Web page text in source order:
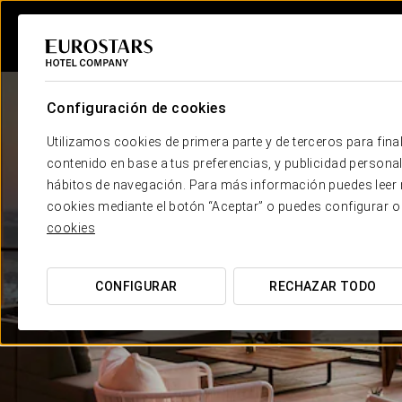
Configuración de cookies
Utilizamos cookies de primera parte y de terceros para
contenido en base a tus preferencias, y publicidad
hábitos de navegación. Para más información puedes
cookies mediante el botón “Aceptar” o puedes configurar
cookies
CONFIGURAR RECHAZAR TODO